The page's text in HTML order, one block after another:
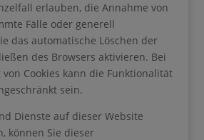
erlauben, die Annahme von
Fälle oder generell
das automatische Löschen der
des Browsers aktivieren. Bei
Cookies kann die Funktionalität
sein.
Dienste auf dieser Website
können Sie dieser